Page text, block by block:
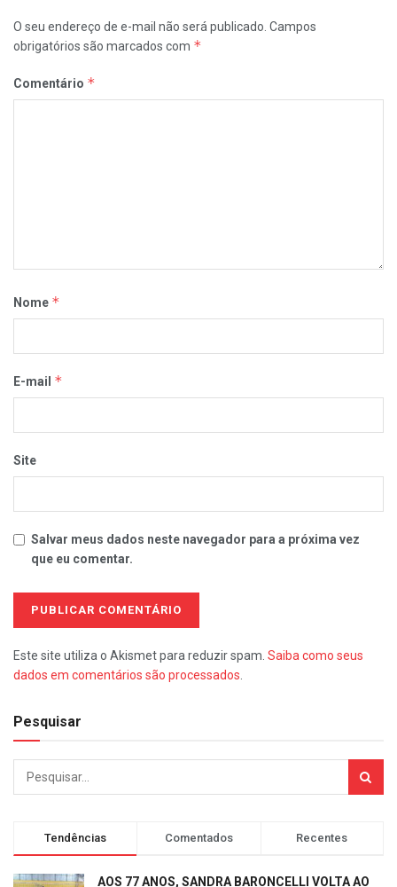
O seu endereço de e-mail não será publicado. Campos
obrigatórios são marcados com *
Comentário *
Nome *
E-mail *
Site
Salvar meus dados neste navegador para a próxima vez
que eu comentar.
Este site utiliza o Akismet para reduzir spam. Saiba como seus
dados em comentários são processados
Pesquisar
Tendências Comentados Recentes
AOS 77 ANOS, SANDRA BARONCELLI VOLTA AO